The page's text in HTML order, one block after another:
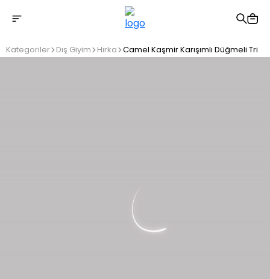
2500 TL üzeri ücretsiz kargo
Kategoriler Dış Giyim Hırka Camel Kaşmir Karışımlı Düğmeli Triko